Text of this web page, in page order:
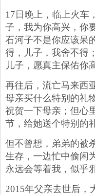
17日晚上，临上火车
子，我为你高兴，你
石河子不是你应该呆
得，儿子，我舍不得
儿子，愿真主保佑你
再往后，流亡马来西
母亲买什么特别的礼
祝贺一下母亲；但心
节，给她送个特别的
但不曾想，弟弟的被
生存，一边忙中偷闲
永远会等着我，似乎
2015年父亲去世后，